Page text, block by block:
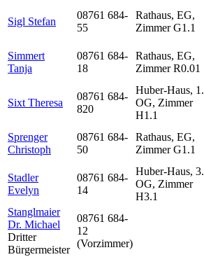
Sigl Stefan
08761 684-
55
Rathaus, EG,
Zimmer G1.1
Simmert
Tanja
08761 684-
18
Rathaus, EG,
Zimmer R0.01
Sixt Theresa
08761 684-
820
Huber-Haus, 1.
OG, Zimmer
H1.1
Sprenger
Christoph
08761 684-
50
Rathaus, EG,
Zimmer G1.1
Stadler
Evelyn
08761 684-
14
Huber-Haus, 3.
OG, Zimmer
H3.1
Stanglmaier
Dr. Michael
Dritter
Bürgermeister
08761 684-
12
(Vorzimmer)